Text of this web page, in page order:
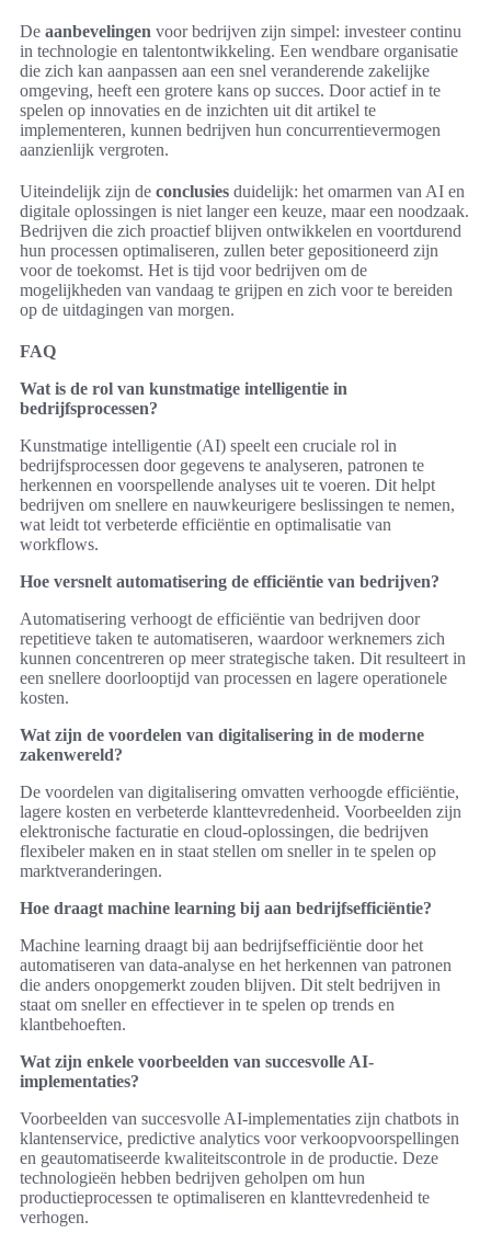
De aanbevelingen voor bedrijven zijn simpel: investeer continu
in technologie en talentontwikkeling. Een wendbare organisatie
die zich kan aanpassen aan een snel veranderende zakelijke
omgeving, heeft een grotere kans op succes. Door actief in te
spelen op innovaties en de inzichten uit dit artikel te
implementeren, kunnen bedrijven hun concurrentievermogen
aanzienlijk vergroten.
Uiteindelijk zijn de conclusies duidelijk: het omarmen van AI en
digitale oplossingen is niet langer een keuze, maar een noodzaak.
Bedrijven die zich proactief blijven ontwikkelen en voortdurend
hun processen optimaliseren, zullen beter gepositioneerd zijn
voor de toekomst. Het is tijd voor bedrijven om de
mogelijkheden van vandaag te grijpen en zich voor te bereiden
op de uitdagingen van morgen.
FAQ
Wat is de rol van kunstmatige intelligentie in
bedrijfsprocessen?
Kunstmatige intelligentie (AI) speelt een cruciale rol in
bedrijfsprocessen door gegevens te analyseren, patronen te
herkennen en voorspellende analyses uit te voeren. Dit helpt
bedrijven om snellere en nauwkeurigere beslissingen te nemen,
wat leidt tot verbeterde efficiëntie en optimalisatie van
workflows.
Hoe versnelt automatisering de efficiëntie van bedrijven?
Automatisering verhoogt de efficiëntie van bedrijven door
repetitieve taken te automatiseren, waardoor werknemers zich
kunnen concentreren op meer strategische taken. Dit resulteert in
een snellere doorlooptijd van processen en lagere operationele
kosten.
Wat zijn de voordelen van digitalisering in de moderne
zakenwereld?
De voordelen van digitalisering omvatten verhoogde efficiëntie,
lagere kosten en verbeterde klanttevredenheid. Voorbeelden zijn
elektronische facturatie en cloud-oplossingen, die bedrijven
flexibeler maken en in staat stellen om sneller in te spelen op
marktveranderingen.
Hoe draagt machine learning bij aan bedrijfsefficiëntie?
Machine learning draagt bij aan bedrijfsefficiëntie door het
automatiseren van data-analyse en het herkennen van patronen
die anders onopgemerkt zouden blijven. Dit stelt bedrijven in
staat om sneller en effectiever in te spelen op trends en
klantbehoeften.
Wat zijn enkele voorbeelden van succesvolle AI-
implementaties?
Voorbeelden van succesvolle AI-implementaties zijn chatbots in
klantenservice, predictive analytics voor verkoopvoorspellingen
en geautomatiseerde kwaliteitscontrole in de productie. Deze
technologieën hebben bedrijven geholpen om hun
productieprocessen te optimaliseren en klanttevredenheid te
verhogen.